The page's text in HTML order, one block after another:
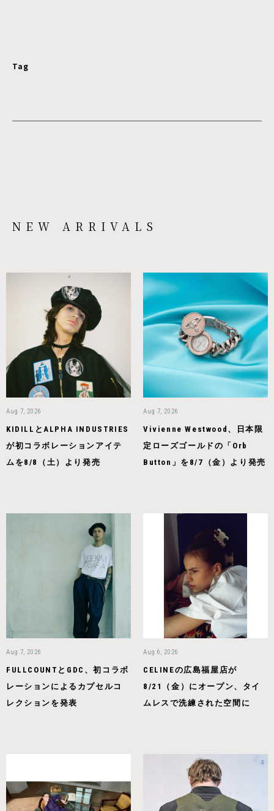
Tag
NEW ARRIVALS
Aug 7, 2026
KIDILLとALPHA INDUSTRIES
が初コラボレーションアイテ
ムを8/8（土）より発売
Aug 7, 2026
Vivienne Westwood、日本限
定ローズゴールドの「Orb
Button」を8/7（金）より発売
Aug 7, 2026
FULLCOUNTとGDC、初コラボ
レーションによるカプセルコ
レクションを発表
Aug 6, 2026
CELINEの広島福屋店が
8/21（金）にオープン、タイ
ムレスで洗練された空間に